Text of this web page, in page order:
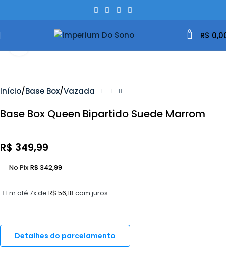
0 R$
Início Base Box Vazada
Base Box Queen Bipartido Suede Marrom
R$ 349,99
Em até 7x de R$ 56,18 com juros
No Pix R$342,99
Detalhes do parcelamento